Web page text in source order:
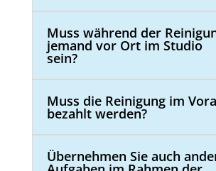
Muss während der
jemand vor Ort im Studio
sein?
Muss die Reinigung im
bezahlt werden?
Übernehmen Sie auch